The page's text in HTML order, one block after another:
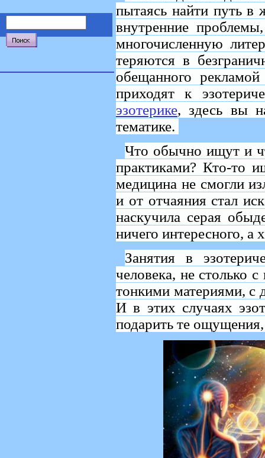
пытаясь найти путь в
внутренние
многочисленную
теряются в
обещанного
приходят к
эзотерике, здесь вы
тематике.
Что обычно ищут и
практиками? Кто-то
медицина не смогли
и от отчаяния стал
наскучила серая
ничего интересного,
Занятия в
человека, не столько
тонкими материями, с
И в этих случаях
подарить те